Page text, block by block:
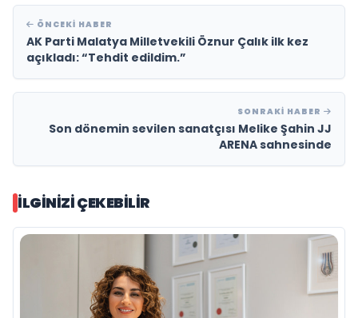
ÖNCEKI HABER
AK Parti Malatya Milletvekili Öznur Çalık ilk kez
açıkladı: “Tehdit edildim.”
SONRAKI HABER
Son dönemin sevilen sanatçısı Melike Şahin JJ
ARENA sahnesinde
İLGINIZI ÇEKEBILIR